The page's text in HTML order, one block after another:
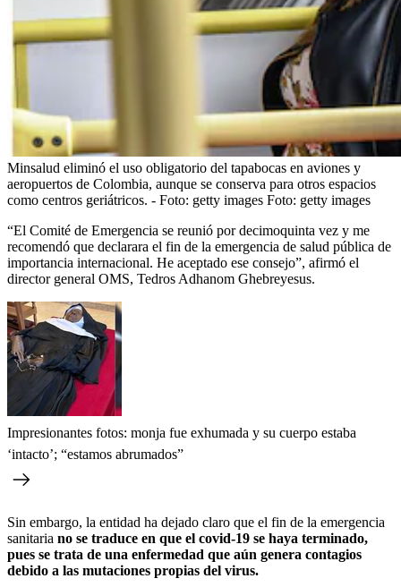
Minsalud eliminó el uso obligatorio del tapabocas en aviones y
aeropuertos de Colombia, aunque se conserva para otros espacios
como centros geriátricos. - Foto: getty images Foto: getty images
“El Comité de Emergencia se reunió por decimoquinta vez y me
recomendó que declarara el fin de la emergencia de salud pública de
importancia internacional. He aceptado ese consejo”, afirmó el
director general OMS, Tedros Adhanom Ghebreyesus.
Impresionantes fotos: monja fue exhumada y su cuerpo estaba
‘intacto’; “estamos abrumados”
Sin embargo, la entidad ha dejado claro que el fin de la emergencia
sanitaria no se traduce en que el covid-19 se haya terminado,
pues se trata de una enfermedad que aún genera contagios
debido a las mutaciones propias del virus.